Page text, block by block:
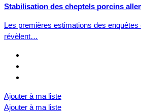
Stabilisation des cheptels porcins
Les premières estimations des enquêtes
révèlent…
Ajouter à ma liste
Ajouter à ma liste